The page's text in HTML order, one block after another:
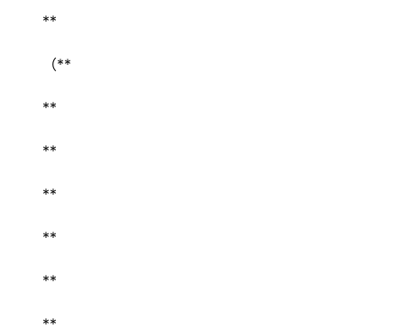
**
（**
**
**
**
**
**
**